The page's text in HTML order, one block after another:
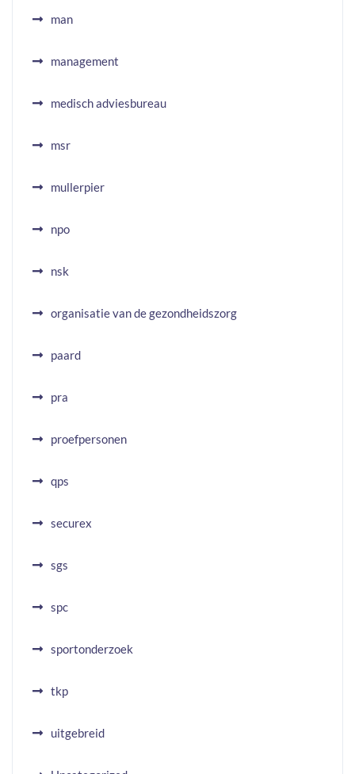
man
management
medisch adviesbureau
msr
mullerpier
npo
nsk
organisatie van de gezondheidszorg
paard
pra
proefpersonen
qps
securex
sgs
spc
sportonderzoek
tkp
uitgebreid